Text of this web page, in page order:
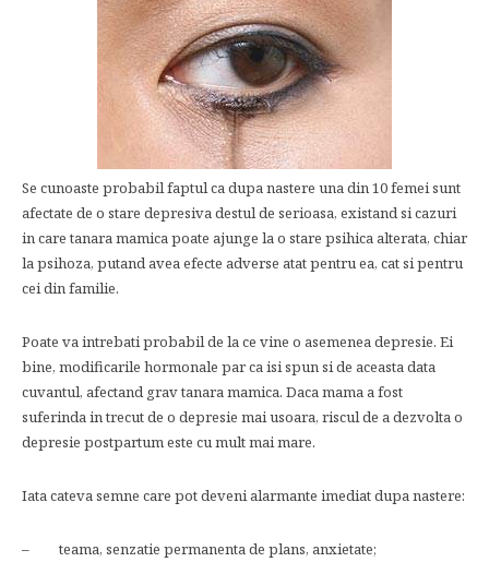
Se cunoaste probabil faptul ca dupa nastere una din 10 femei sunt
afectate de o stare depresiva destul de serioasa, existand si cazuri
in care tanara mamica poate ajunge la o stare psihica alterata, chiar
la psihoza, putand avea efecte adverse atat pentru ea, cat si pentru
cei din familie.
Poate va intrebati probabil de la ce vine o asemenea depresie. Ei
bine, modificarile hormonale par ca isi spun si de aceasta data
cuvantul, afectand grav tanara mamica. Daca mama a fost
suferinda in trecut de o depresie mai usoara, riscul de a dezvolta o
depresie postpartum este cu mult mai mare.
Iata cateva semne care pot deveni alarmante imediat dupa nastere:
– teama, senzatie permanenta de plans, anxietate;